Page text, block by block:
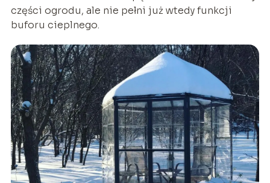
części ogrodu, ale nie pełni już wtedy funkcji
buforu cieplnego.